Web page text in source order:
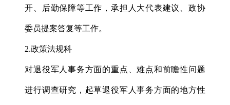
开、后勤保障等工作，承担人大代表建议、政协
委员提案答复等工作。
2.政策法规科
对退役军人事务方面的重点、难点和前瞻性问题
进行调查研究，起草退役军人事务方面的地方性